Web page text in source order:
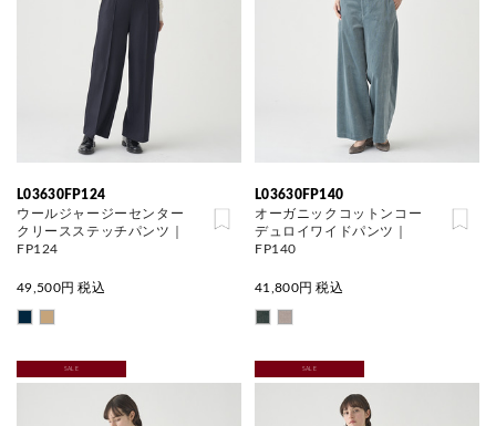
L03630FP124
ウールジャージーセンター
クリースステッチパンツ｜
FP124
49,500円 税込
L03630FP140
オーガニックコットンコー
デュロイワイドパンツ｜
FP140
41,800円 税込
SALE SALE